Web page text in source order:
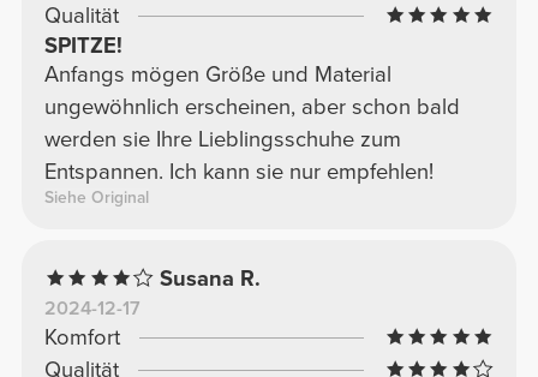
Qualität
SPITZE!
Anfangs mögen Größe und Material
ungewöhnlich erscheinen, aber schon bald
werden sie Ihre Lieblingsschuhe zum
Entspannen. Ich kann sie nur empfehlen!
Siehe Original
Susana R.
2024-12-17
Komfort
Qualität